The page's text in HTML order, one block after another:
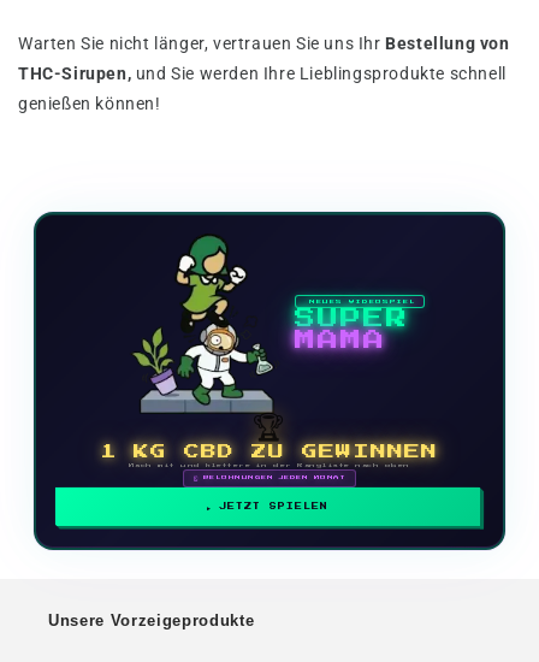
Warten Sie nicht länger, vertrauen Sie uns Ihr Bestellung von
THC-Sirupen, und Sie werden Ihre Lieblingsprodukte schnell
genießen können!
NEUES VIDEOSPIEL
SUPER
MAMA
🏆
1 KG CBD ZU GEWINNEN
Mach mit und klettere in der Rangliste nach oben
🗓 BELOHNUNGEN JEDEN MONAT
JETZT SPIELEN
Unsere Vorzeigeprodukte